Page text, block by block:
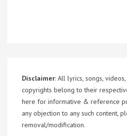
Disclaimer: All lyrics, songs,
copyrights belong to their
here for informative & reference
any objection to any such content,
removal/modification.